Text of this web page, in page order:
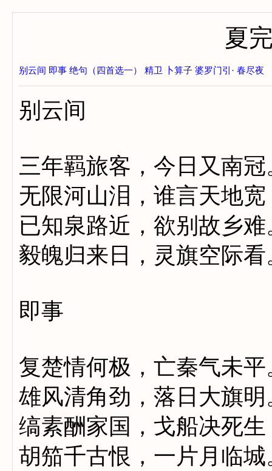
夏
别云间 即事 绝句（四首选一） 精卫 卜算子 婆罗门引· 春尽夜
别云间
三年羁旅客，今日又南冠
无限河山泪，谁言天地宽
已知泉路近，欲别故乡难
毅魄归来日，灵旗空际看
即事
复楚情何极，亡秦气未平
雄风清角劲，落日大旗明
缟素酬家国，戈船决死生
胡笳千古恨，一片月临城